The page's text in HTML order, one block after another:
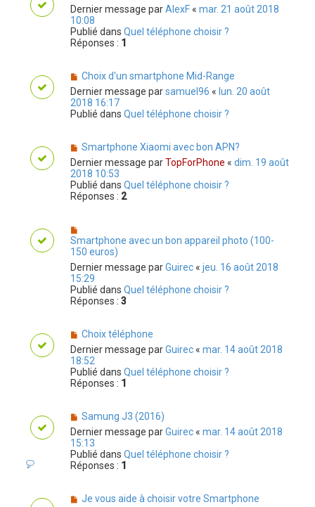
Dernier message parAlexF« mar. 21 août 2018
10:08
Publié dans Quel téléphone choisir ?
Réponses : 1
Choix d'un smartphone Mid-Range
Dernier message parsamuel96 « lun. 20 août
2018 16:17
Publié dans Quel téléphone choisir ?
Smartphone Xiaomi avec bon APN?
Dernier message parTopForPhone « dim. 19 août
2018 10:53
Publié dans Quel téléphone choisir ?
Réponses : 2
Smartphone avec un bon appareil photo (100-
150 euros)
Dernier message parGuirec« jeu. 16 août 2018
15:29
Publié dans Quel téléphone choisir ?
Réponses : 3
Choix téléphone
Dernier message parGuirec« mar. 14 août 2018
18:52
Publié dans Quel téléphone choisir ?
Réponses : 1
Samung J3 (2016)
Dernier message parGuirec« mar. 14 août 2018
15:13
Publié dans Quel téléphone choisir ?
Réponses : 1
Je vous aide à choisir votre Smartphone